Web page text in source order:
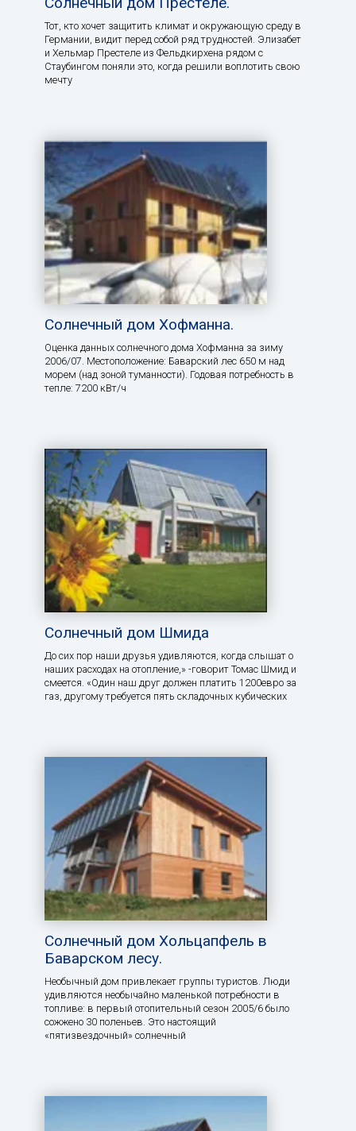
Тот, кто хочет защитить климат и окружающую среду в
Германии, видит перед собой ряд трудностей. Элизабет
и Хельмар Престеле из Фельдкирхена рядом с
Стаубингом поняли это, когда решили воплотить свою
мечту
Солнечный дом Хофманна.
Оценка данных солнечного дома Хофманна за зиму
2006/07. Местоположение: Баварский лес 650 м над
морем (над зоной туманности). Годовая потребность в
тепле: 7200 кВт/ч
Солнечный дом Шмида
До сих пор наши друзья удивляются, когда слышат о
наших расходах на отопление,» -говорит Томас Шмид и
смеется. «Один наш друг должен платить 1200евро за
газ, другому требуется пять складочных кубических
Солнечный дом Хольцапфель в
Баварском лесу.
Необычный дом привлекает группы туристов. Люди
удивляются необычайно маленькой потребности в
топливе: в первый отопительный сезон 2005/6 было
сожжено 30 поленьев. Это настоящий
«пятизвездочный» солнечный